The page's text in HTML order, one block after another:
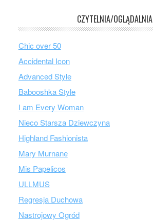
CZYTELNIA/OGLĄDALNIA
Chic over 50
Accidental Icon
Advanced Style
Babooshka Style
I am Every Woman
Nieco Starsza Dziewczyna
Highland Fashionista
Mary Murnane
Mis Papelicos
ULLMUS
Regresja Duchowa
Nastrojowy Ogród